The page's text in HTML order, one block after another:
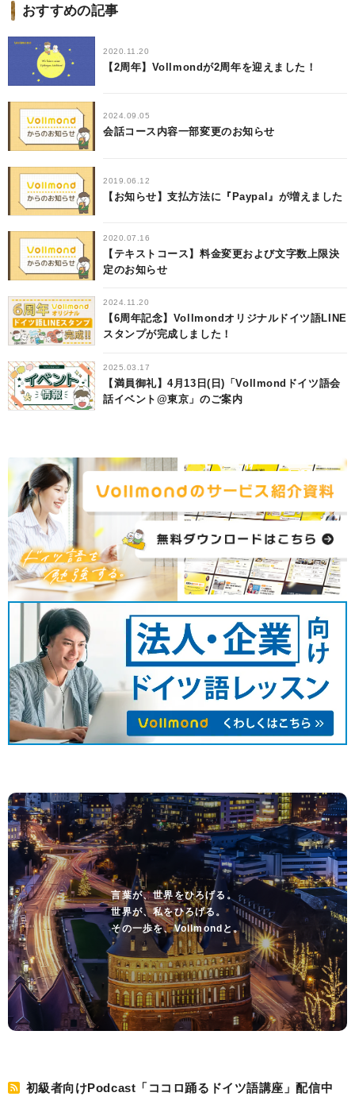
おすすめの記事
2020.11.20
【2周年】Vollmondが2周年を迎えました！
2024.09.05
会話コース内容一部変更のお知らせ
2019.06.12
【お知らせ】支払方法に『Paypal』が増えました
2020.07.16
【テキストコース】料金変更および文字数上限決
定のお知らせ
2024.11.20
【6周年記念】Vollmondオリジナルドイツ語LINE
スタンプが完成しました！
2025.03.17
【満員御礼】4月13日(日)「Vollmondドイツ語会
話イベント@東京」のご案内
言葉が、世界をひろげる。
世界が、私をひろげる。
その一歩を、Vollmondと。
初級者向けPodcast「ココロ踊るドイツ語講座」配信中